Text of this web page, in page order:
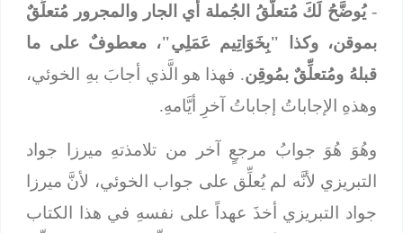
-يُوضَّحُ لَكَ مُتعلَّقُ الجُملة أي الجار والمجرور مُتعلِّقٌ
بموقن، وكذا "بِخَوَاتِيم عَمَلِي"، معطوفٌ على ما
قبلهُ ومُتعلِّقٌ بمُوقِن. فهذا هو الَّذي أجابَ بهِ الخوئي،
وهذهِ الإجاباتُ إجاباتُ آخرِ أيَّامهِ.
وهُوَ هُوَ جوابُ مرجعٍ آخر من تلامذتهِ ميرزا جواد
التبريزي لأنَّه لم يُعلِّق على جواب الخوئي، لأنَّ ميرزا
جواد التبريزي أخذَ عهداً على نفسهِ في هذا الكتاب